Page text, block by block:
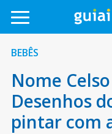
BEBÊS
Nome
Desenhos
pintar com